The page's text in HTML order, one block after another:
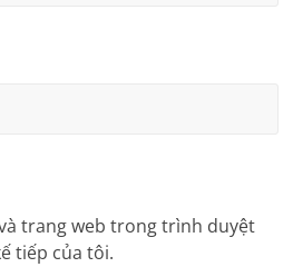
trang web trong trình duyệt
tiếp của tôi.